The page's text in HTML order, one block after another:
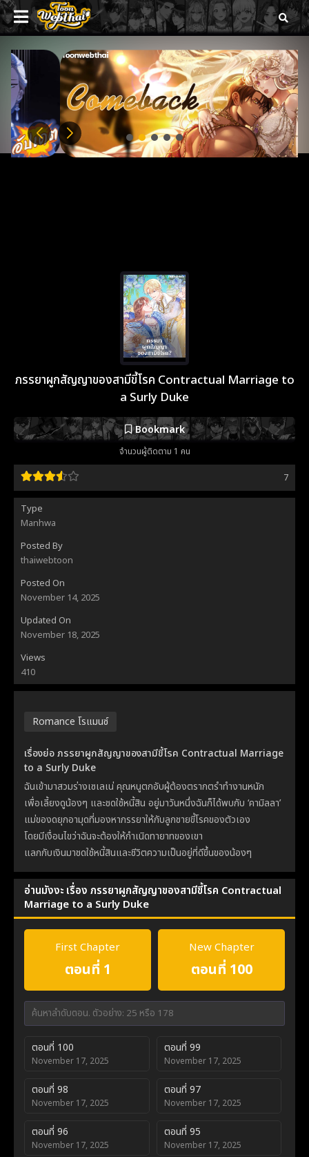
ภรรยาผูกสัญญาของสามีขี้โรค Contractual Marriage to
a Surly Duke
Bookmark
จำนวนผู้ติดตาม 1 คน
7
Type
Manhwa
Posted By
thaiwebtoon
Posted On
November 14, 2025
Updated On
November 18, 2025
Views
410
Romance โรแมนซ์
เรื่องย่อ ภรรยาผูกสัญญาของสามีขี้โรค Contractual Marriage
to a Surly Duke
ฉันเข้ามาสวมร่างเซเลเน่ คุณหนูตกอับผู้ต้องตรากตรำทำงานหนัก
เพื่อเลี้ยงดูน้องๆ และชดใช้หนี้สิน อยู่มาวันหนึ่งฉันก็ได้พบกับ ‘คามิลลา’
แม่ของดยุกอามุดที่มองหาภรรยาให้กับลูกชายขี้โรคของตัวเอง
โดยมีเงื่อนไขว่าฉันจะต้องให้กำเนิดทายาทของเขา
แลกกับเงินมาชดใช้หนี้สินและชีวิตความเป็นอยู่ที่ดีขึ้นของน้องๆ
อ่านมังงะ เรื่อง ภรรยาผูกสัญญาของสามีขี้โรค Contractual
Marriage to a Surly Duke
First Chapter
ตอนที่ 1
New Chapter
ตอนที่ 100
ตอนที่ 100
November 17, 2025
ตอนที่ 99
November 17, 2025
ตอนที่ 98
November 17, 2025
ตอนที่ 97
November 17, 2025
ตอนที่ 96
November 17, 2025
ตอนที่ 95
November 17, 2025